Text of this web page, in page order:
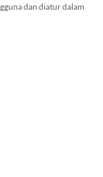
dan diatur dalam